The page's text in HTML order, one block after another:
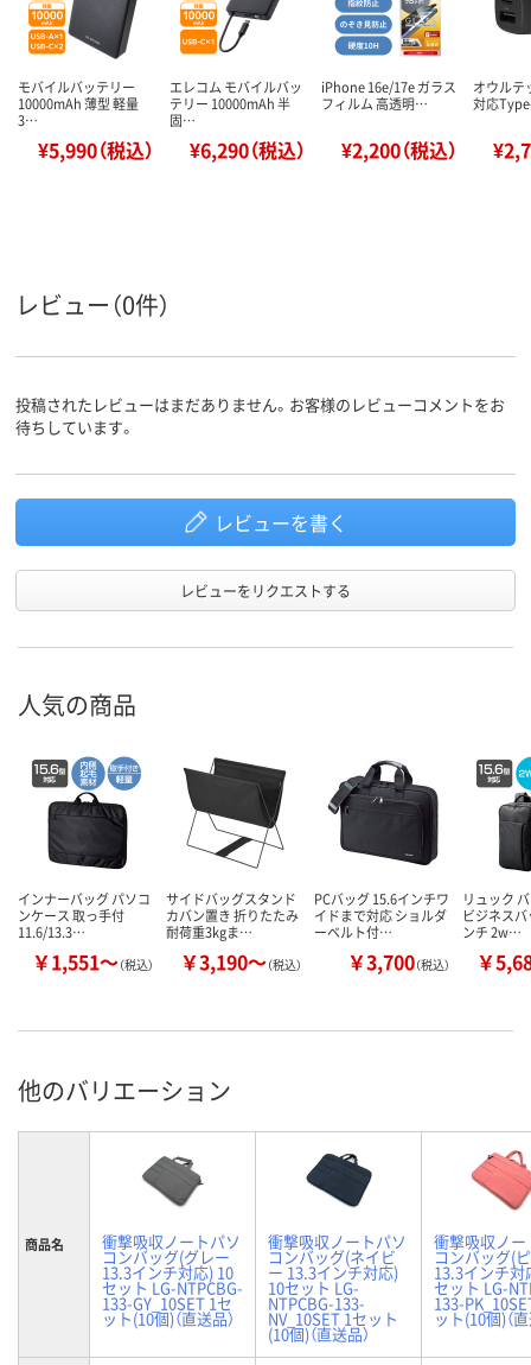
モバイルバッテリー
10000mAh 薄型 軽量
3…
¥5,990（税込）
エレコム モバイルバッ
テリー 10000mAh 半
固…
¥6,290（税込）
iPhone 16e/17e ガラス
フィルム 高透明…
¥2,200（税込）
オウルテ
対応
レビュー（0件）
投稿されたレビューはまだありません。お客様のレビューコメントをお
待ちしています。
レビューを書く
レビューをリクエストする
人気の商品
インナーバッグ パソコ
ンケース 取っ手付
11.6/13.3…
￥1,551～（税込）
サイドバッグスタンド
カバン置き 折りたたみ
耐荷重3kgま…
￥3,190～（税込）
PCバッグ 15.6インチワ
イドまで対応 ショルダ
ーベルト付…
￥3,700（税込）
リュック
ビジネス
ンチ 2w…
￥
他のバリエーション
商品名 衝撃吸収ノートパソ
コンバッグ(グレー
13.3インチ対応) 10
セット LG-NTPCBG-
133-GY_10SET 1セ
ット(10個)（直送品）
衝撃吸収ノートパソ
コンバッグ(ネイビ
ー 13.3インチ対応)
10セット LG-
NTPCBG-133-
NV_10SET 1セット
(10個)（直送品）
衝撃吸収ノー
コンバッグ(
13.3インチ対
セット LG-
133-
ット(10個)（直